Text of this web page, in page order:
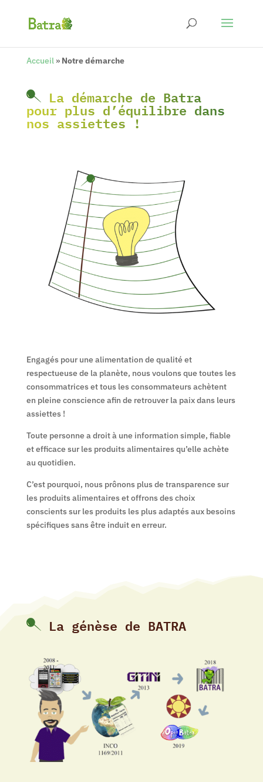
Accueil» Notre démarche
La démarche de Batra
pour plus d’équilibre dans
nos assiettes !
Engagés pour une alimentation de qualité et
respectueuse de la planète, nous voulons que toutes les
consommatrices et tous les consommateurs achètent
en pleine conscience afin de retrouver la paix dans leurs
assiettes !
Toute personne a droit à une information simple, fiable
et efficace sur les produits alimentaires qu’elle achète
au quotidien.
C’est pourquoi, nous prônons plus de transparence sur
les produits alimentaires et offrons des choix
conscients sur les produits les plus adaptés aux besoins
spécifiques sans être induit en erreur.
La génèse de BATRA